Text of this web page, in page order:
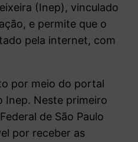
(Inep), vinculado
, e permite que o
pela internet, com
por meio do portal
Inep. Neste primeiro
de São Paulo
por receber as